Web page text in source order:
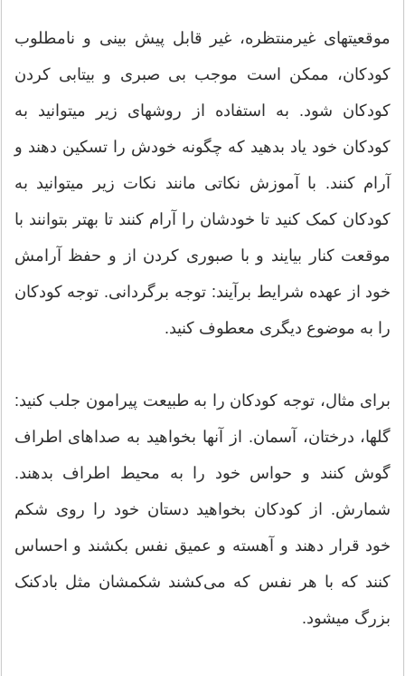
موقعیتهای غیرمنتظره، غیر قابل پیش بینی و نامطلوب
کودکان، ممکن است موجب بی صبری و بیتابی کردن
کودکان شود. به استفاده از روشهای زیر میتوانید به
کودکان خود یاد بدهید که چگونه خودش را تسکین دهند و
آرام کنند. با آموزش نکاتی مانند نکات زیر میتوانید به
کودکان کمک کنید تا خودشان را آرام کنند تا بهتر بتوانند با
موقعت کنار بیایند و با صبوری کردن از و حفظ آرامش
خود از عهده شرایط برآیند: توجه برگردانی. توجه کودکان
را به موضوع دیگری معطوف کنید.
برای مثال، توجه کودکان را به طبیعت پیرامون جلب کنید:
گلها، درختان، آسمان. از آنها بخواهید به صداهای اطراف
گوش کنند و حواس خود را به محیط اطراف بدهند.
شمارش. از کودکان بخواهید دستان خود را روی شکم
خود قرار دهند و آهسته و عمیق نفس بکشند و احساس
کنند که با هر نفس که می‌کشند شکمشان مثل بادکنک
بزرگ میشود.